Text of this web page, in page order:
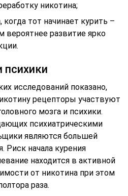
никотина;
когда тот начинает курить –
вероятнее развитие ярко
психики
исследований показано,
рецепторы участвуют
мозга и психики.
психиатрическими
являются большей
Риск начала курения
находится в активной
от никотина при этом
раза.